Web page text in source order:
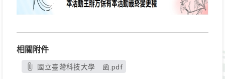
相關附件
國立臺灣科技大學 函.pdf